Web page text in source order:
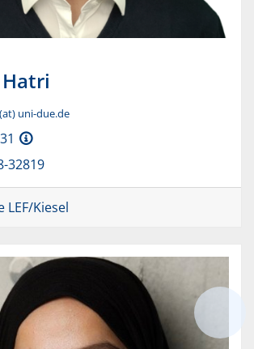
Hatri
uni-due.de
32819
Kiesel